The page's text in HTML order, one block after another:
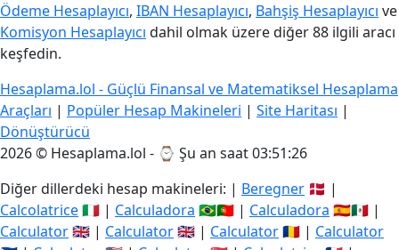
Ödeme Hesaplayıcı, IBAN Hesaplayıcı, Bahşiş Hesaplayıcı ve
Komisyon Hesaplayıcı dahil olmak üzere diğer 88 ilgili aracı
keşfedin.
Hesaplama.lol - Güçlü Finansal ve Matematiksel Hesaplama
Araçları | Popüler Hesap Makineleri | Site Haritası |
Dönüştürücü
2026 © Hesaplama.lol - ⌚ Şu an saat 03:51:27
Diğer dillerdeki hesap makineleri: | Beregner 🇩🇰 |
Calcolatrice🇮🇹 | Calculadora 🇧🇷🇵🇹 | Calculadora 🇪🇸🇲🇽 |
Calculator🇬🇧 | Calculator🇬🇧 | Calculator🇷🇴 | Calculator